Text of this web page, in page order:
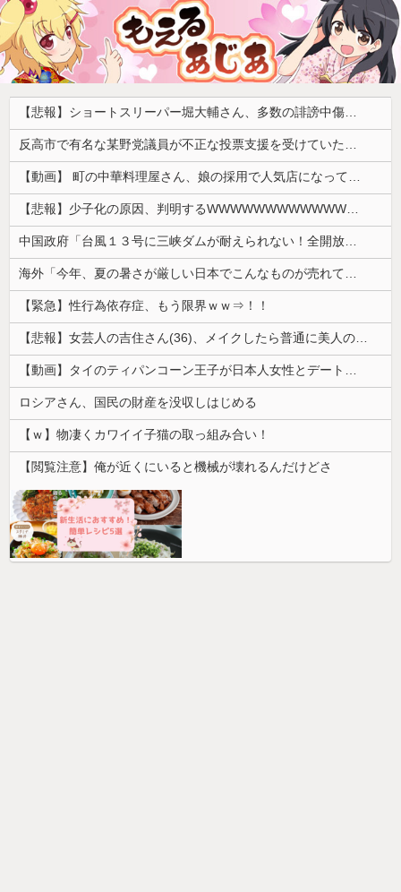
【悲報】ショートスリーパー堀大輔さん、多数の誹謗中傷で涙が止まらなくなってしまう動画がネットで話題に → ………
反高市で有名な某野党議員が不正な投票支援を受けていた過去が発掘、「説明責任があるのでは？」と揶揄されており……
【動画】 町の中華料理屋さん、娘の採用で人気店になってしまう
【悲報】少子化の原因、判明するWWWWWWWWWWWWWWWW
中国政府「台風１３号に三峡ダムが耐えられない！全開放流しろ！」⇒ 下流域の街が壊滅状態ｗｗｗｗｗ
海外「今年、夏の暑さが厳しい日本でこんなものが売れてるらしい！ｗ」外国人が驚いた日本の商品とは・・・？【海外の反応】
【緊急】性行為依存症、もう限界ｗｗ⇒！！
【悲報】女芸人の吉住さん(36)、メイクしたら普通に美人の部類だったと判明
【動画】タイのティパンコーン王子が日本人女性とデートか？
ロシアさん、国民の財産を没収しはじめる
【ｗ】物凄くカワイイ子猫の取っ組み合い！
【閲覧注意】俺が近くにいると機械が壊れるんだけどさ